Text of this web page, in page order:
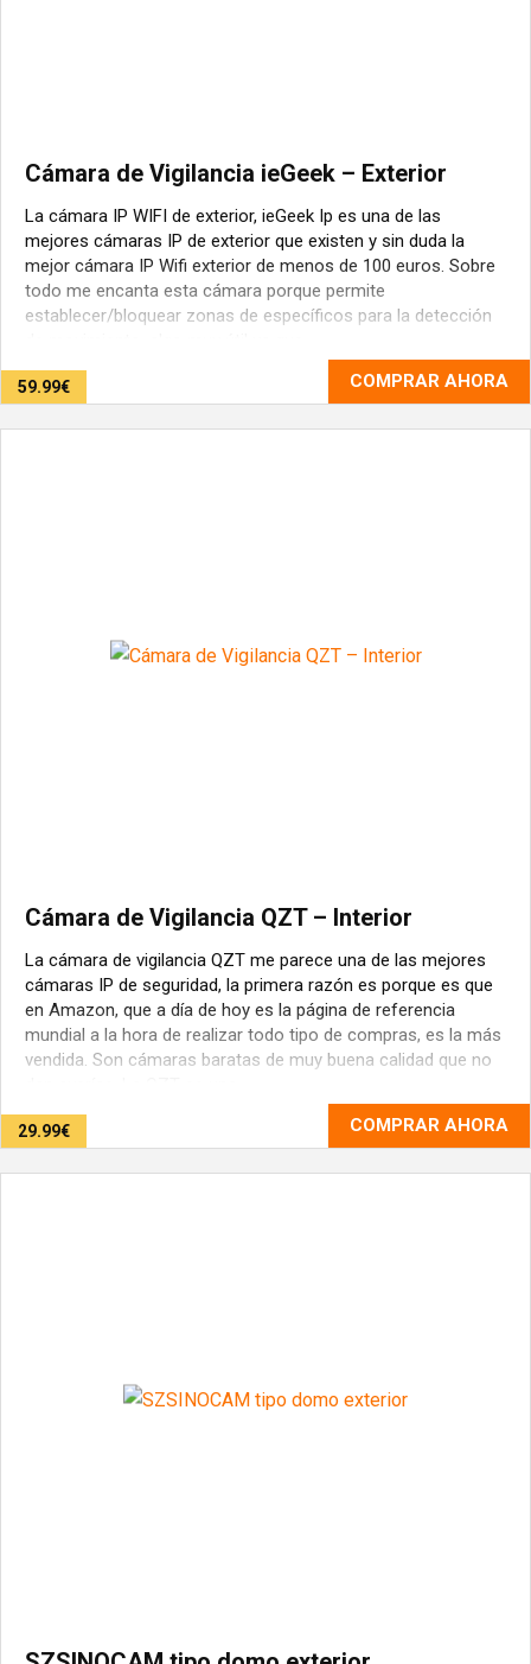
Cámara de Vigilancia ieGeek – Exterior
La cámara IP WIFI de exterior, ieGeek Ip es una de las
mejores cámaras IP de exterior que existen y sin duda la
mejor cámara IP Wifi exterior de menos de 100 euros. Sobre
todo me encanta esta cámara porque permite
establecer/bloquear zonas de específicos para la detección
59.99€ COMPRAR AHORA
Cámara de Vigilancia QZT – Interior
La cámara de vigilancia QZT me parece una de las mejores
cámaras IP de seguridad, la primera razón es porque es que
en Amazon, que a día de hoy es la página de referencia
mundial a la hora de realizar todo tipo de compras, es la más
vendida. Son cámaras baratas de muy buena calidad que no
29.99€ COMPRAR AHORA